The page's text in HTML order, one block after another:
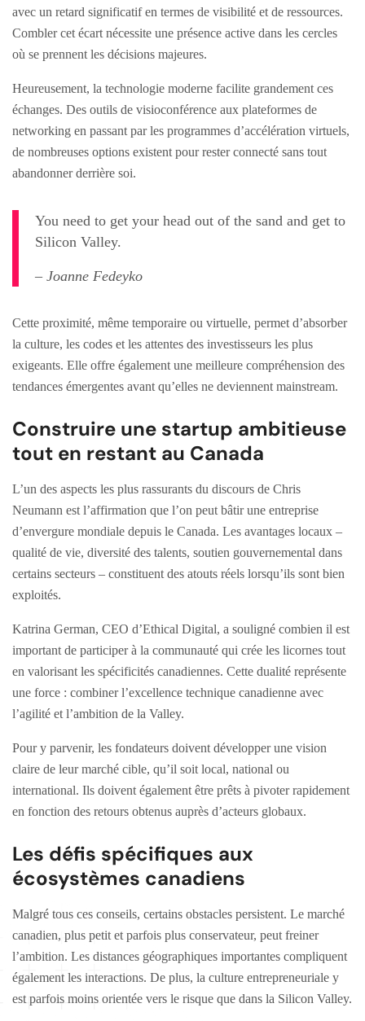
avec un retard significatif en termes de visibilité et de ressources.
Combler cet écart nécessite une présence active dans les cercles
où se prennent les décisions majeures.
Heureusement, la technologie moderne facilite grandement ces
échanges. Des outils de visioconférence aux plateformes de
networking en passant par les programmes d’accélération virtuels,
de nombreuses options existent pour rester connecté sans tout
abandonner derrière soi.
You need to get your head out of the sand and get to
Silicon Valley.
– Joanne Fedeyko
Cette proximité, même temporaire ou virtuelle, permet d’absorber
la culture, les codes et les attentes des investisseurs les plus
exigeants. Elle offre également une meilleure compréhension des
tendances émergentes avant qu’elles ne deviennent mainstream.
Construire une startup ambitieuse
tout en restant au Canada
L’un des aspects les plus rassurants du discours de Chris
Neumann est l’affirmation que l’on peut bâtir une entreprise
d’envergure mondiale depuis le Canada. Les avantages locaux –
qualité de vie, diversité des talents, soutien gouvernemental dans
certains secteurs – constituent des atouts réels lorsqu’ils sont bien
exploités.
Katrina German, CEO d’Ethical Digital, a souligné combien il est
important de participer à la communauté qui crée les licornes tout
en valorisant les spécificités canadiennes. Cette dualité représente
une force : combiner l’excellence technique canadienne avec
l’agilité et l’ambition de la Valley.
Pour y parvenir, les fondateurs doivent développer une vision
claire de leur marché cible, qu’il soit local, national ou
international. Ils doivent également être prêts à pivoter rapidement
en fonction des retours obtenus auprès d’acteurs globaux.
Les défis spécifiques aux
écosystèmes canadiens
Malgré tous ces conseils, certains obstacles persistent. Le marché
canadien, plus petit et parfois plus conservateur, peut freiner
l’ambition. Les distances géographiques importantes compliquent
également les interactions. De plus, la culture entrepreneuriale y
est parfois moins orientée vers le risque que dans la Silicon Valley.